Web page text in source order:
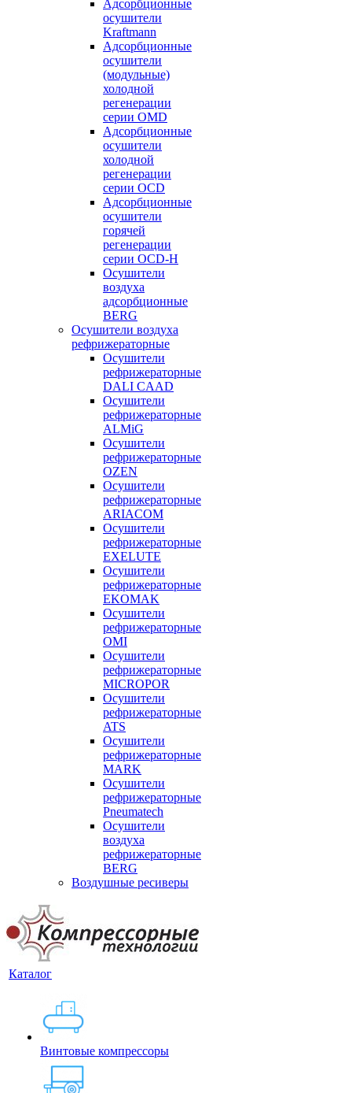
Адсорбционные
осушители
Kraftmann
Адсорбционные
осушители
(модульные)
холодной
регенерации
серии OMD
Адсорбционные
осушители
холодной
регенерации
серии OCD
Адсорбционные
осушители
горячей
регенерации
серии OСD-H
Осушители
воздуха
адсорбционные
BERG
Осушители воздуха
рефрижераторные
Осушители
рефрижераторные
DALI CAAD
Осушители
рефрижераторные
ALMiG
Осушители
рефрижераторные
OZEN
Осушители
рефрижераторные
ARIACOM
Осушители
рефрижераторные
EXELUTE
Осушители
рефрижераторные
EKOMAK
Осушители
рефрижераторные
OMI
Осушители
рефрижераторные
MICROPOR
Осушители
рефрижераторные
ATS
Осушители
рефрижераторные
MARK
Осушители
рефрижераторные
Pneumatech
Осушители
воздуха
рефрижераторные
BERG
Воздушные ресиверы
Каталог
Винтовые компрессоры